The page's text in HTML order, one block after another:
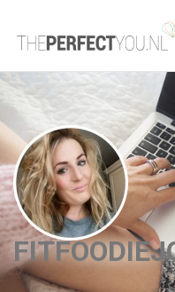
KNAPLEKKER
FOOD
SPORT
DROOM HOME
STYLE